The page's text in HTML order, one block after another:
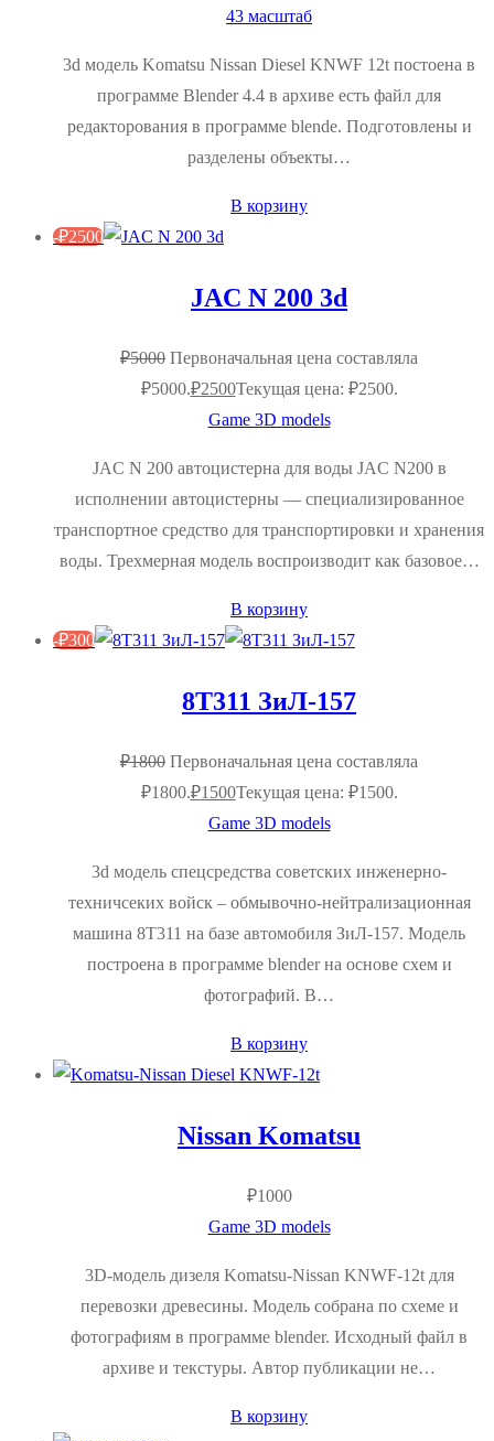
43 масштаб
3d модель Komatsu Nissan Diesel KNWF 12t постоена в
программе Blender 4.4 в архиве есть файл для
редакторования в программе blende. Подготовлены и
разделены объекты…
В корзину
-₽2500
JAC N 200 3d
₽5000 Первоначальная цена составляла
₽5000.₽2500Текущая цена: ₽2500.
Game 3D models
JAC N 200 автоцистерна для воды JAC N200 в
исполнении автоцистерны — специализированное
транспортное средство для транспортировки и хранения
воды. Трехмерная модель воспроизводит как базовое…
В корзину
-₽300
8Т311 ЗиЛ-157
₽1800 Первоначальная цена составляла
₽1800.₽1500Текущая цена: ₽1500.
Game 3D models
3d модель спецсредства советских инженерно-
техничсеких войск – обмывочно-нейтрализационная
машина 8Т311 на базе автомобиля ЗиЛ-157. Модель
построена в программе blender на основе схем и
фотографий. В…
В корзину
Nissan Komatsu
₽1000
Game 3D models
3D-модель дизеля Komatsu-Nissan KNWF-12t для
перевозки древесины. Модель собрана по схеме и
фотографиям в программе blender. Исходный файл в
архиве и текстуры. Автор публикации не…
В корзину